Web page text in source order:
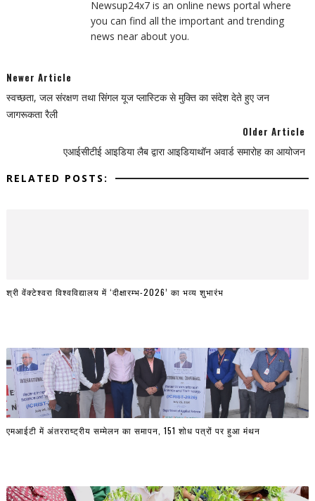
Newsup24x7 is an online news portal where
you can find all the important and trending
news near about you.
Newer Article
स्वच्छता, जल संरक्षण तथा सिंगल यूज प्लास्टिक से मुक्ति का संदेश देते हुए जन
जागरूकता रैली
Older Article
एआईसीटीई आइडिया लैब द्वारा आइडियाथॉन अवार्ड समारोह का आयोजन
RELATED POSTS:
श्री वेंक्टेश्वरा विश्वविद्यालय में ‘दीक्षारम्भ-2026’ का भव्य शुभारंभ
एमआईटी में अंतरराष्ट्रीय सम्मेलन का समापन, 151 शोध पत्रों पर हुआ मंथन